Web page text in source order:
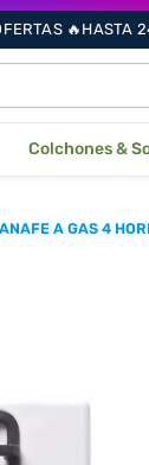
🔥HASTA
Colchones &
ANAFE A GAS 4